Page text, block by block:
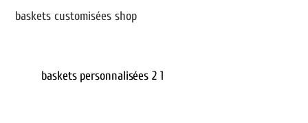
baskets customisées shop
baskets personnalisées 2 1